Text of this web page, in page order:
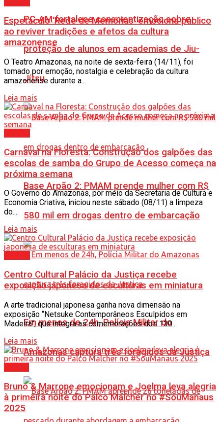
PC-AM fortalece conscientização sobre
proteção de alunos em academias de Jiu-
Jítsu
Base Arpão 2: PMAM prende mulher com R$
580 mil em drogas dentro de embarcação
Em menos de 24h, Polícia Militar do
Amazonas captura três foragidos da Justiça
Espetáculo ‘Rede de Memórias’ emociona público
ao reviver tradições e afetos da cultura
amazonense
O Teatro Amazonas, na noite de sexta-feira (14/11), foi
tomado por emoção, nostalgia e celebração da cultura
amazonense durante a...
Leia mais
Carnaval na Floresta: Construção dos galpões das
escolas de samba do Grupo de Acesso começa na
próxima semana
O Governo do Amazonas, por meio da Secretaria de Cultura e
Economia Criativa, iniciou neste sábado (08/11) a limpeza
do...
Leia mais
Centro Cultural Palácio da Justiça recebe
exposição japonesa de esculturas em miniatura
A arte tradicional japonesa ganha nova dimensão na
exposição “Netsuke Contemporâneos Esculpidos em
Madeira”, que integra as comemorações dos 130...
Leia mais
Bruno & Marrone emocionam e Joelma leva alegria
à primeira noite do Palco Malcher no #SouManaus
2025